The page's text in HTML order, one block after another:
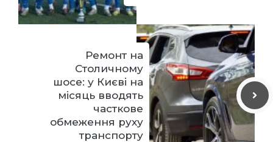
Ремонт на
Столичному
шосе: у Києві на
місяць вводять
часткове
обмеження руху
транспорту